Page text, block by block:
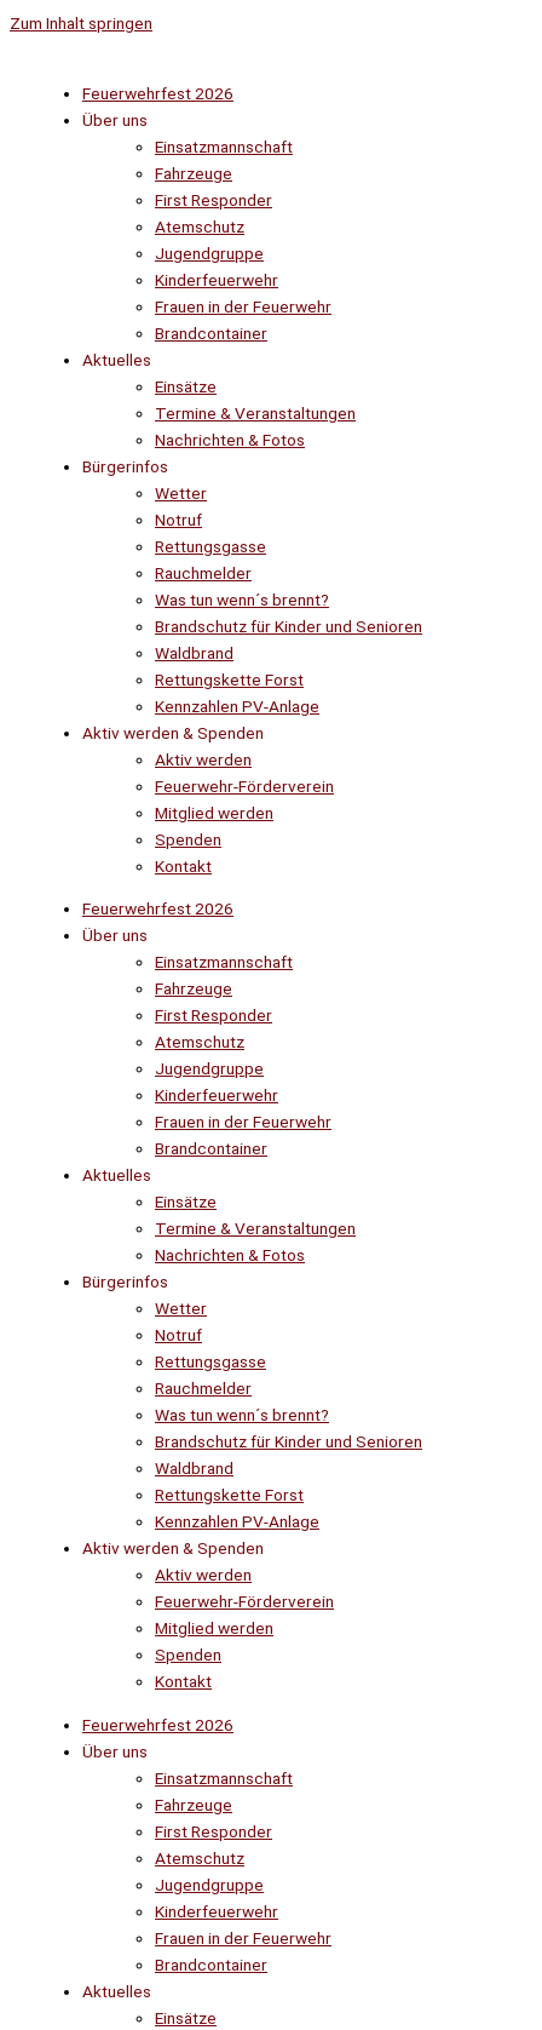
Zum Inhalt springen
Feuerwehrfest 2026
Über uns
Einsatzmannschaft
Fahrzeuge
First Responder
Atemschutz
Jugendgruppe
Kinderfeuerwehr
Frauen in der Feuerwehr
Brandcontainer
Aktuelles
Einsätze
Termine & Veranstaltungen
Nachrichten & Fotos
Bürgerinfos
Wetter
Notruf
Rettungsgasse
Rauchmelder
Was tun wenn´s brennt?
Brandschutz für Kinder und Senioren
Waldbrand
Rettungskette Forst
Kennzahlen PV-Anlage
Aktiv werden & Spenden
Aktiv werden
Feuerwehr-Förderverein
Mitglied werden
Spenden
Kontakt
Feuerwehrfest 2026
Über uns
Einsatzmannschaft
Fahrzeuge
First Responder
Atemschutz
Jugendgruppe
Kinderfeuerwehr
Frauen in der Feuerwehr
Brandcontainer
Aktuelles
Einsätze
Termine & Veranstaltungen
Nachrichten & Fotos
Bürgerinfos
Wetter
Notruf
Rettungsgasse
Rauchmelder
Was tun wenn´s brennt?
Brandschutz für Kinder und Senioren
Waldbrand
Rettungskette Forst
Kennzahlen PV-Anlage
Aktiv werden & Spenden
Aktiv werden
Feuerwehr-Förderverein
Mitglied werden
Spenden
Kontakt
Feuerwehrfest 2026
Über uns
Einsatzmannschaft
Fahrzeuge
First Responder
Atemschutz
Jugendgruppe
Kinderfeuerwehr
Frauen in der Feuerwehr
Brandcontainer
Aktuelles
Einsätze